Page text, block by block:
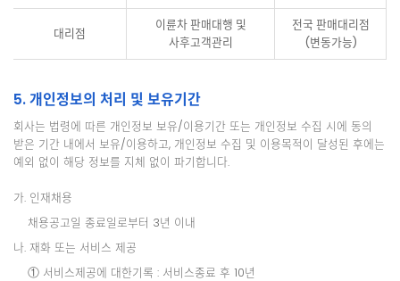
대리점
이륜차 판매대행 및
사후고객관리
전국 판매대리점
(변동가능)
5. 개인정보의 처리 및 보유기간
회사는 법령에 따른 개인정보 보유/이용기간 또는 개인정보 수집 시에 동의
받은 기간 내에서 보유/이용하고, 개인정보 수집 및 이용목적이 달성된 후에는
예외 없이 해당 정보를 지체 없이 파기합니다.
가. 인재채용
채용공고일 종료일로부터 3년 이내
나. 재화 또는 서비스 제공
① 서비스제공에 대한기록 : 서비스종료 후 10년